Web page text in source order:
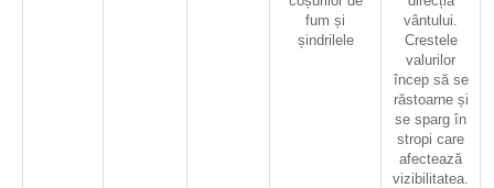
fum și
șindrilele
vântului.
Crestele
valurilor
încep să se
răstoarne și
se sparg în
stropi care
afectează
vizibilitatea.